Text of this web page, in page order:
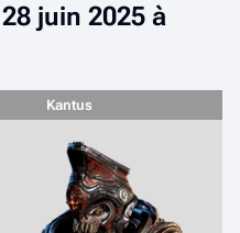
juin 2025 à
Kantus